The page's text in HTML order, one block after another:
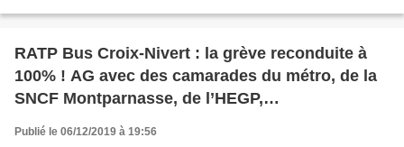
RATP Bus Croix-Nivert : la grève reconduite à
100% ! AG avec des camarades du métro, de la
SNCF Montparnasse, de l’HEGP,…
Publié le 06/12/2019 à 19:56